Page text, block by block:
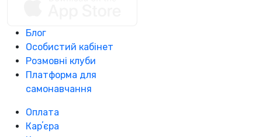
Блог
Особистий кабінет
Розмовні клуби
Платформа для
самонавчання
Оплата
Карʼєра